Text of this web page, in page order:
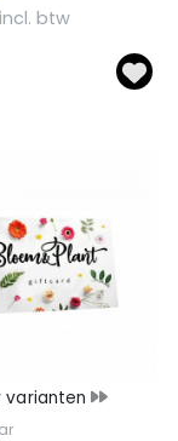
btw
varianten